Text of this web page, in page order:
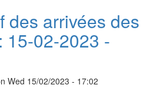
des arrivées des
15-02-2023 -
Wed 15/02/2023 - 17:02